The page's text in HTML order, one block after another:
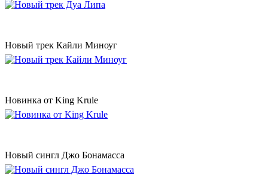
Новый трек Кайли Миноуг
Новинка от King Krule
Новый сингл Джо Бонамасса